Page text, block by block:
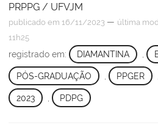
PRPPG / UFVJM
publicado em 16/11/2023 — última
11h25
registrado em: DIAMANTINA
PÓS-GRADUAÇÃO PPGER
2023 PDPG